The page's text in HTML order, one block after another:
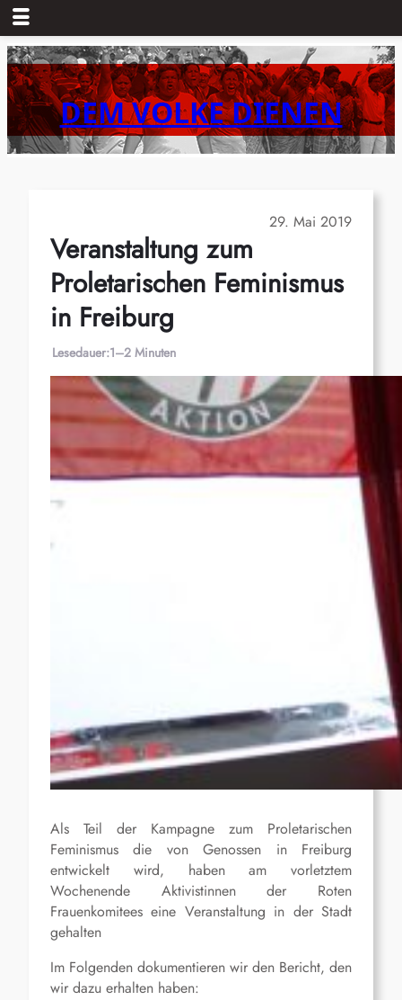
Zum
Inhalt
springenDEM VOLKE DIENEN
29. Mai 2019
Veranstaltung zum
Proletarischen Feminismus
in Freiburg
Lesedauer:1–2 Minuten
Als Teil der Kampagne zum Proletarischen
Feminismus die von Genossen in Freiburg
entwickelt wird, haben am vorletztem
Wochenende Aktivistinnen der Roten
Frauenkomitees eine Veranstaltung in der Stadt
gehalten
Im Folgenden dokumentieren wir den Bericht, den
wir dazu erhalten haben: